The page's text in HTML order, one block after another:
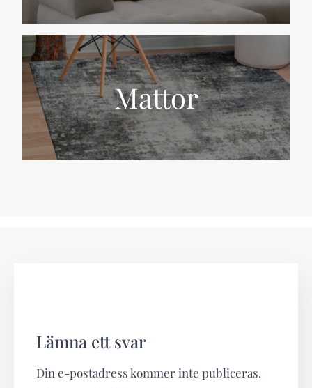
Mattor
Lämna ett svar
Din e-postadress kommer inte publiceras.